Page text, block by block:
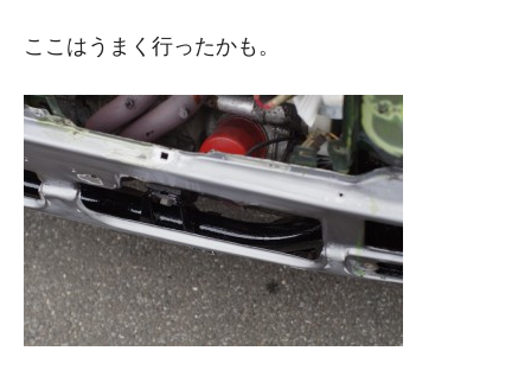
ここはうまく行ったかも。